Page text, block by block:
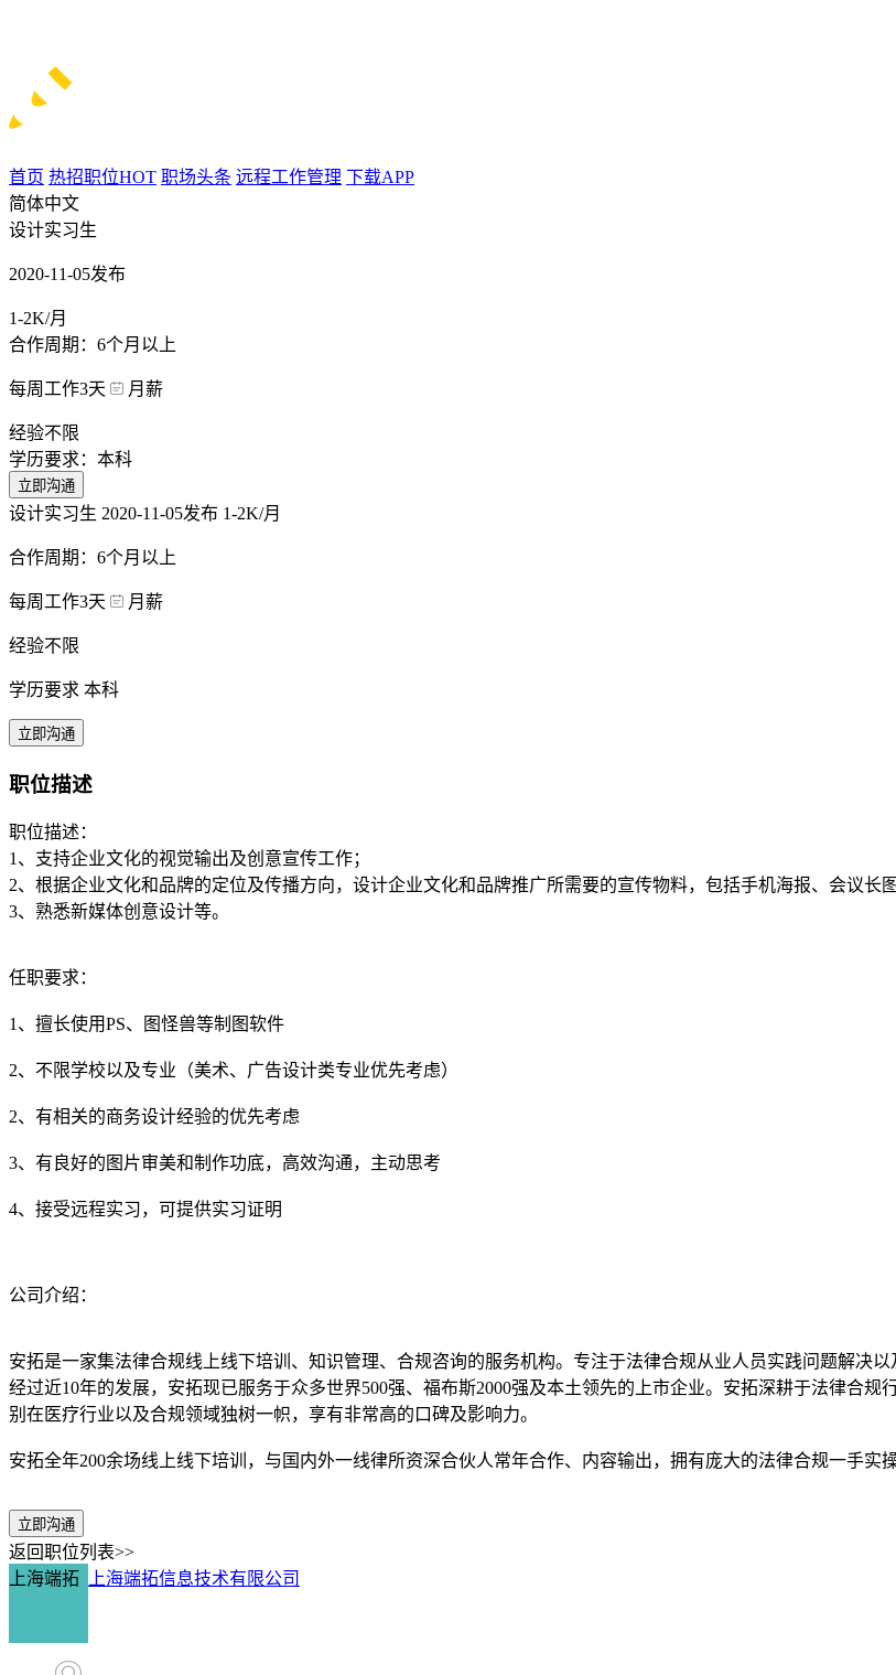
首页 热招职位HOT 职场头条 远程工作管理 下载APP
简体中文
设计实习生
2020-11-05发布
1-2K/月
合作周期：6个月以上
每周工作3天 月薪
经验不限
学历要求：本科
立即沟通
设计实习生 2020-11-05发布 1-2K/月
合作周期：6个月以上
每周工作3天 月薪
经验不限
学历要求 本科
立即沟通
职位描述
职位描述：
1、支持企业文化的视觉输出及创意宣传工作；
2、根据企业文化和品牌的定位及传播方向，设计企业文化和品牌推广所需要的宣传物料，包括手机海报、会议长图
3、熟悉新媒体创意设计等。
任职要求：
1、擅长使用PS、图怪兽等制图软件
2、不限学校以及专业（美术、广告设计类专业优先考虑）
2、有相关的商务设计经验的优先考虑
3、有良好的图片审美和制作功底，高效沟通，主动思考
4、接受远程实习，可提供实习证明
公司介绍：
安拓是一家集法律合规线上线下培训、知识管理、合规咨询的服务机构。专注于法律合规从业人员实践问题解决以
经过近10年的发展，安拓现已服务于众多世界500强、福布斯2000强及本土领先的上市企业。安拓深耕于法律合
别在医疗行业以及合规领域独树一帜，享有非常高的口碑及影响力。
安拓全年200余场线上线下培训，与国内外一线律所资深合伙人常年合作、内容输出，拥有庞大的法律合规一手实
立即沟通
返回职位列表>>
上海端拓
上海端拓信息技术有限公司